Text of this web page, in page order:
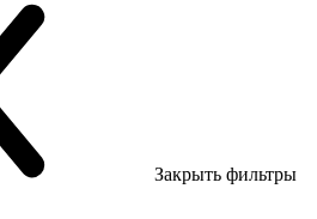
Закрыть фильтры